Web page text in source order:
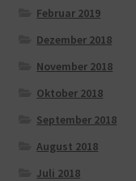
Februar 2019
Dezember 2018
November 2018
Oktober 2018
September 2018
August 2018
Juli 2018